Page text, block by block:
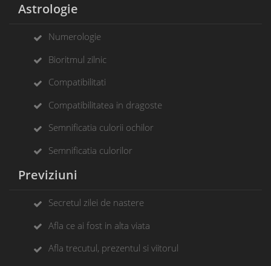
Astrologie
Numerologie
Bioritmul zilnic
Compatibilitati
Compatibilitatea in dragoste
Semnificatia culorii ochilor
Semnificatia culorilor
Previziuni
Secretul zilei de nastere
Afla ce ai fost in alta viata
Afla trecutul, prezentul si viitorul